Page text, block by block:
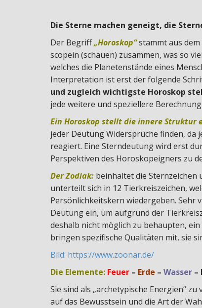
Die Sterne machen geneigt, die
Der Begriff„Horoskop“stammt aus
scopein (schauen) zusammen, was so
welches die Planetenstände eines
Interpretation ist erst der folgende
und zugleich wichtigste Horoskop
jede weitere und speziellere
Ein Horoskop stellt die innere Struktur
jeder Deutung Widersprüche finden, da
reagiert. Eine Sterndeutung wird erst
Perspektiven des Horoskopeigners zu
Der Zodiak: beinhaltet die Sternzeichen
unterteilt sich in 12 Tierkreiszeichen,
Persönlichkeitskern wiedergeben. Sehr
Deutung ein, um aufgrund der
deshalb nicht möglich zu behaupten,
bringen spezifische Qualitäten mit, sie
Bild: https://www.zoonar.de/
Die Elemente: Feuer – Erde – Wasser –
Sie sind als „archetypische Energien“
auf das Bewusstsein und die Art der